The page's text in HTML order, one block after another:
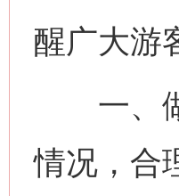
醒广大游
一、做
情况，合